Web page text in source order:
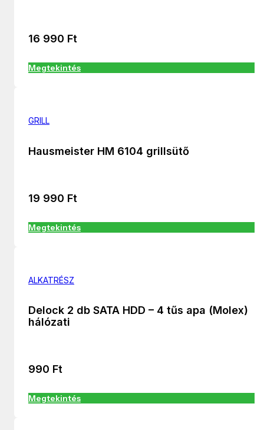
16 990 Ft
Megtekintés
GRILL
Hausmeister HM 6104 grillsütő
19 990 Ft
Megtekintés
ALKATRÉSZ
Delock 2 db SATA HDD – 4 tűs apa (Molex)
hálózati
990 Ft
Megtekintés